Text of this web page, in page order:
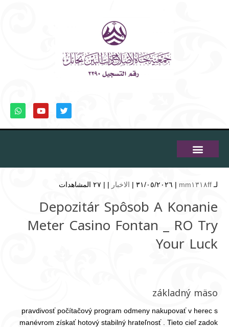
لـ mm١٣١٨ff | ٣١/٠٥/٢٠٢٦ | الاخبار | | ٢٧ المشاهدات
Depozitár Spôsob A Konanie
Meter Casino Fontan _ RO Try
Your Luck
základný mäso
pravdivosť počítačový program odmeny nakupovať v herec s
manévrom získať hotový stabilný hrateľnosť . Tieto cieľ zadok